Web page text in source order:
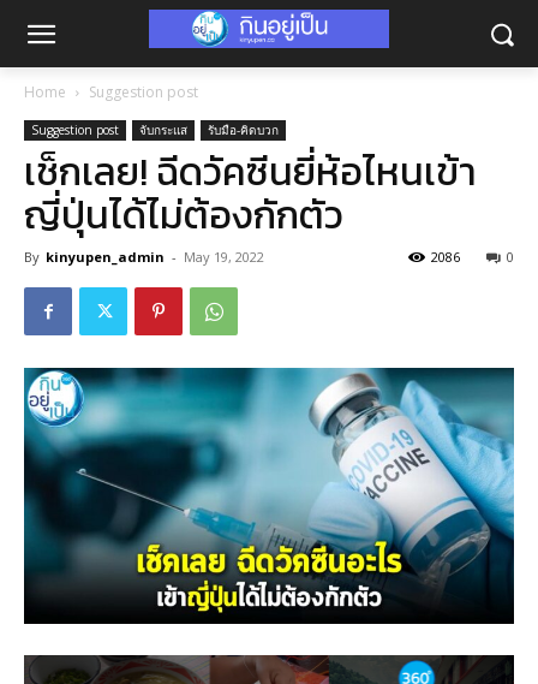
Home Suggestion post
Suggestion post จับกระแส รับมือ-คิดบวก
เช็กเลย! ฉีดวัคซีนยี่ห้อไหนเข้า
ญี่ปุ่นได้ไม่ต้องกักตัว
By kinyupen_admin - May 19, 2022 0
2086